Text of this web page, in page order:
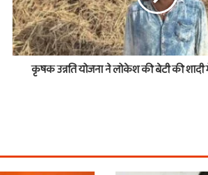
कृषक उन्नति योजना ने लोकेश की बेटी की शादी